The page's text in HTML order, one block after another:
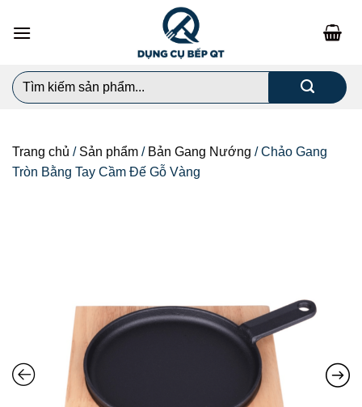
đến
dung
Search
for:
Trang chủ / Sản phẩm / Bản Gang Nướng /Chảo Gang
Tròn Bằng Tay Cầm Đế Gỗ Vàng